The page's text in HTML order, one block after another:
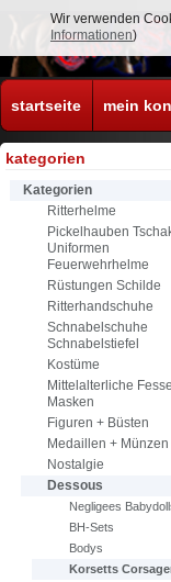
startseite mein
kategorien
Kategorien
Ritterhelme
Pickelhauben
Uniformen
Feuerwehrhelme
Rüstungen Schilde
Ritterhandschuhe
Schnabelschuhe
Schnabelstiefel
Kostüme
Mittelalterliche
Masken
Figuren + Büsten
Medaillen + Münzen
Nostalgie
Dessous
Negligees
BH-Sets
Bodys
Korsetts
Wir verwenden
Informationen)